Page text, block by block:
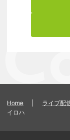
Home ライブ配
イロハ